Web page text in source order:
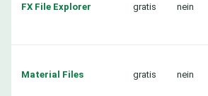
FX File Explorer gratis nein
Material Files gratis nein